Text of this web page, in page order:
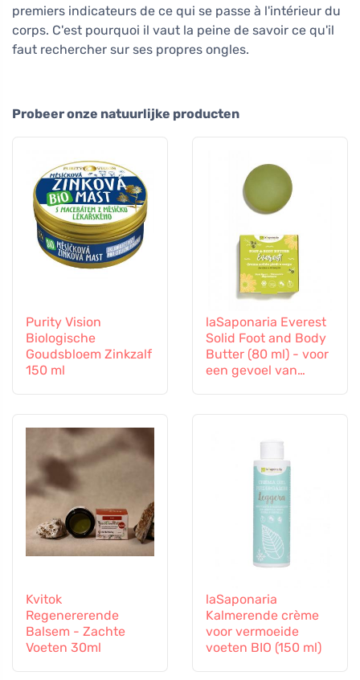
premiers indicateurs de ce qui se passe à l'intérieur du
corps. C'est pourquoi il vaut la peine de savoir ce qu'il
faut rechercher sur ses propres ongles.
Probeer onze natuurlijke producten
Purity Vision
Biologische
Goudsbloem Zinkzalf
150 ml
laSaponaria Everest
Solid Foot and Body
Butter (80 ml) - voor
een gevoel van
Kvitok
Regenererende
Balsem - Zachte
Voeten 30ml
laSaponaria
Kalmerende crème
voor vermoeide
voeten BIO (150 ml)